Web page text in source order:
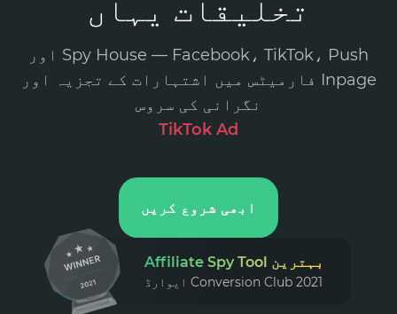
تخلیقات یہاں
Spy House — Facebook، TikTok، Push اور
Inpage فارمیٹس میں اشتہارات کے تجزیہ اور
نگرانی کی سروس
.
ابھی شروع کریں
بہترین Affiliate Spy Tool
Conversion Club 2021 ایوارڈ